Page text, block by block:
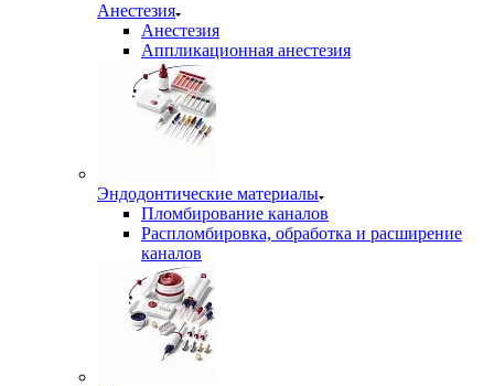
Анестезия
Анестезия
Аппликационная анестезия
Эндодонтические материалы
Пломбирование каналов
Распломбировка, обработка и расширение
каналов